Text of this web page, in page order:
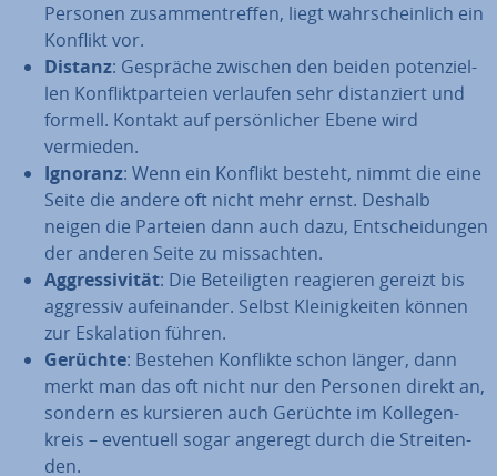
Personen zu­sam­men­tref­fen, liegt wahr­schein­lich ein
Konflikt vor.
Distanz: Gespräche zwischen den beiden po­ten­zi­el­
len Kon­flikt­par­tei­en verlaufen sehr di­stan­ziert und
formell. Kontakt auf per­sön­li­cher Ebene wird
vermieden.
Ignoranz: Wenn ein Konflikt besteht, nimmt die eine
Seite die andere oft nicht mehr ernst. Deshalb
neigen die Parteien dann auch dazu, Ent­schei­dun­gen
der anderen Seite zu miss­ach­ten.
Ag­gres­si­vi­tät: Die Be­tei­lig­ten reagieren gereizt bis
aggressiv auf­ein­an­der. Selbst Klei­nig­kei­ten können
zur Es­ka­la­ti­on führen.
Gerüchte: Bestehen Konflikte schon länger, dann
merkt man das oft nicht nur den Personen direkt an,
sondern es kursieren auch Gerüchte im Kol­le­gen­
kreis – eventuell sogar angeregt durch die Strei­ten­
den.